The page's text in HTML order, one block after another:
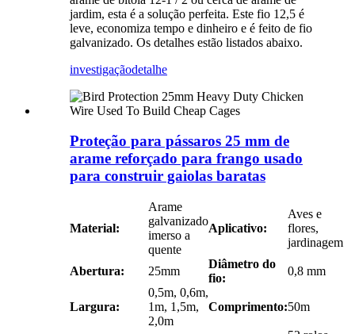
jardim, esta é a solução perfeita. Este fio 12,5 é
leve, economiza tempo e dinheiro e é feito de fio
galvanizado. Os detalhes estão listados abaixo.
investigaçãodetalhe
Proteção para pássaros 25 mm de
arame reforçado para frango usado
para construir gaiolas baratas
Material:
Arame
galvanizado
imerso a
quente
Aplicativo:
Aves e
flores,
jardinagem
Abertura: 25mm
Diâmetro do
fio:
0,8 mm
Largura:
0,5m, 0,6m,
1m, 1,5m,
2,0m
Comprimento:50m